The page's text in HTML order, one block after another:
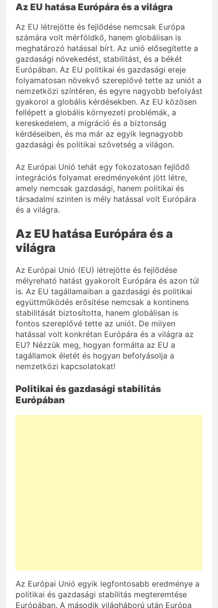
Az EU hatása Európára és a világra
Az EU létrejötte és fejlődése nemcsak Európa
számára volt mérföldkő, hanem globálisan is
meghatározó hatással bírt. Az unió elősegítette a
gazdasági növekedést, stabilitást, és a békét
Európában. Az EU politikai és gazdasági ereje
folyamatosan növekvő szereplővé tette az uniót a
nemzetközi színtéren, és egyre nagyobb befolyást
gyakorol a globális kérdésekben. Az EU közösen
fellépett a globális környezeti problémák, a
kereskedelem, a migráció és a biztonság
kérdéseiben, és ma már az egyik legnagyobb
gazdasági és politikai szövetség a világon.
Az Európai Unió tehát egy fokozatosan fejlődő
integrációs folyamat eredményeként jött létre,
amely nemcsak gazdasági, hanem politikai és
társadalmi szinten is mély hatással volt Európára
és a világra.
Az EU hatása Európára és a
világra
Az Európai Unió (EU) létrejötte és fejlődése
mélyreható hatást gyakorolt Európára és azon túl
is. Az EU tagállamaiban a gazdasági és politikai
együttműködés erősítése nemcsak a kontinens
stabilitását biztosította, hanem globálisan is
fontos szereplővé tette az uniót. De milyen
hatással volt konkrétan Európára és a világra az
EU? Nézzük meg, hogyan formálta az EU a
tagállamok életét és hogyan befolyásolja a
nemzetközi kapcsolatokat!
Politikai és gazdasági stabilitás
Európában
Az Európai Unió egyik legfontosabb eredménye a
politikai és gazdasági stabilitás megteremtése
Európában. A második világháború után Európa